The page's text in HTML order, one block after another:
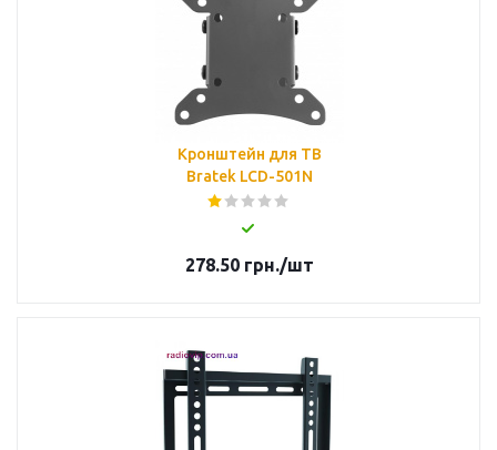
Кронштейн для ТВ
Bratek LCD-501N
278.50грн./шт